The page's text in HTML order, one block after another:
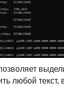
любой текст,